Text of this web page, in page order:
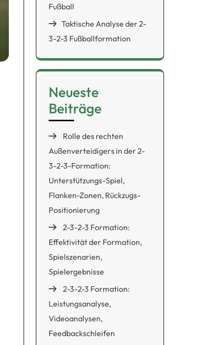
Fußball
Taktische Analyse der 2-
3-2-3 Fußballformation
Neueste
Beiträge
Rolle des rechten
Außenverteidigers in der 2-
3-2-3-Formation:
Unterstützungs-Spiel,
Flanken-Zonen, Rückzugs-
Positionierung
2-3-2-3 Formation:
Effektivität der Formation,
Spielszenarien,
Spielergebnisse
2-3-2-3 Formation:
Leistungsanalyse,
Videoanalysen,
Feedbackschleifen